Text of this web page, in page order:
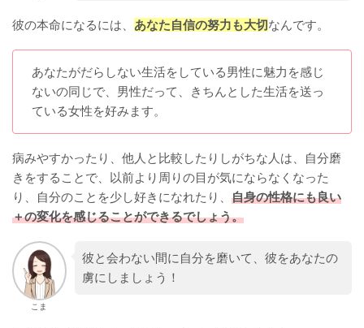
彼の本命になるには、 あなた自信の努力も大切なんです。
あなたがだらしない生活をしている男性に魅力を感じ
ないの同じで、男性だって、きちんとした生活を送っ
ている女性を好みます。
病みやすかったり、他人と比較したりしがちな人は、自分磨
きをすることで、以前より周りの目が気にならなくなった
り、自分のことを少し好きになれたり、 自身の性格にも良い
＋の変化を感じることができるでしょう。
こま
彼と会わない間に自分を磨いて、彼をあなたの
虜にしましょう！